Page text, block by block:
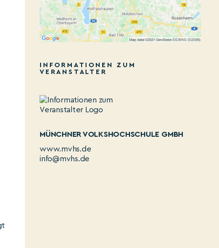
INFORMATIONEN ZUM
VERANSTALTER
MÜNCHNER VOLKSHOCHSCHULE GMBH
www.mvhs.de
info@mvhs.de